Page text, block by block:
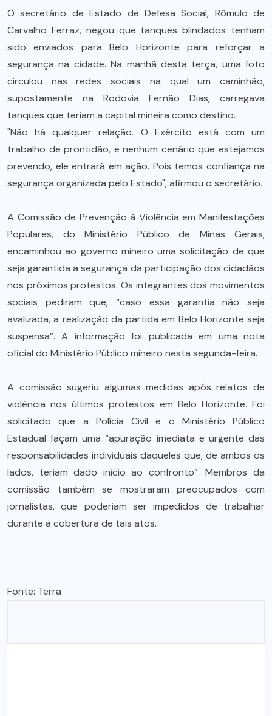
O secretário de Estado de Defesa Social, Rômulo de
Carvalho Ferraz, negou que tanques blindados tenham
sido enviados para Belo Horizonte para reforçar a
segurança na cidade. Na manhã desta terça, uma foto
circulou nas redes sociais na qual um caminhão,
supostamente na Rodovia Fernão Dias, carregava
tanques que teriam a capital mineira como destino.
"Não há qualquer relação. O Exército está com um
trabalho de prontidão, e nenhum cenário que estejamos
prevendo, ele entrará em ação. Pois temos confiança na
segurança organizada pelo Estado", afirmou o secretário.
A Comissão de Prevenção à Violência em Manifestações
Populares, do Ministério Público de Minas Gerais,
encaminhou ao governo mineiro uma solicitação de que
seja garantida a segurança da participação dos cidadãos
nos próximos protestos. Os integrantes dos movimentos
sociais pediram que, “caso essa garantia não seja
avalizada, a realização da partida em Belo Horizonte seja
suspensa”. A informação foi publicada em uma nota
oficial do Ministério Público mineiro nesta segunda-feira.
A comissão sugeriu algumas medidas após relatos de
violência nos últimos protestos em Belo Horizonte. Foi
solicitado que a Polícia Civil e o Ministério Público
Estadual façam uma “apuração imediata e urgente das
responsabilidades individuais daqueles que, de ambos os
lados, teriam dado início ao confronto”. Membros da
comissão também se mostraram preocupados com
jornalistas, que poderiam ser impedidos de trabalhar
durante a cobertura de tais atos.
Fonte: Terra